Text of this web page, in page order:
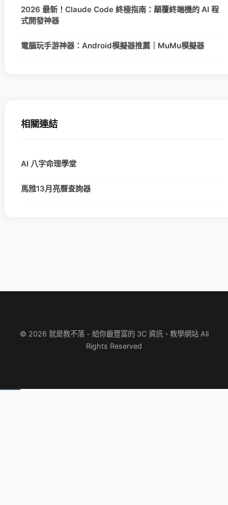
2026 最新！Claude Code 終極指南：顛覆終端機的 AI 程
式開發神器
電腦玩手游神器：Android模擬器推薦｜MuMu模擬器
相關連結
AI 八字命理學堂
馬雅13月亮曆查詢器
© 2026 就是教不落 - 給你最豐富的 3C 資訊、教學網站 All
Rights Reserved